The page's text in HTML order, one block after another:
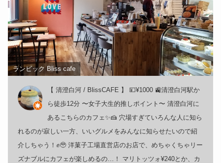
ランビック Bliss cafe
【 清澄白河 / BlissCAFE 】 💴¥1000 🚉清澄白河駅か
ら徒歩12分 〜女子大生的推しポイント〜 清澄白河に
あるこちらのカフェ✨🍰 穴場すぎていろんな人に知ら
れるのが寂しい一方、いいグルメをみんなに知らせたいので紹
介しちゃう！✊🥹 洋菓子工場直営店のお店で、めちゃくちゃリー
ズナブルにカフェが楽しめるの…！ マリトッツォ¥240とか、カ